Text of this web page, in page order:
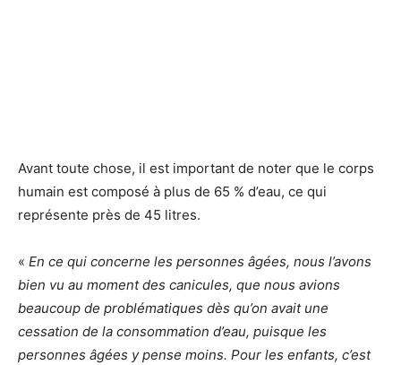
Avant toute chose, il est important de noter que le corps
humain est composé à plus de 65 % d’eau, ce qui
représente près de 45 litres.
« En ce qui concerne les personnes âgées, nous l’avons
bien vu au moment des canicules, que nous avions
beaucoup de problématiques dès qu’on avait une
cessation de la consommation d’eau, puisque les
personnes âgées y pense moins. Pour les enfants, c’est